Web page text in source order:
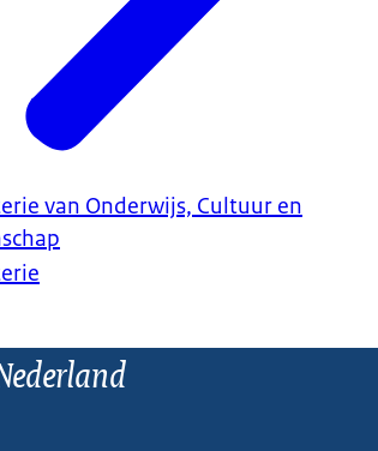
van Onderwijs, Cultuur en